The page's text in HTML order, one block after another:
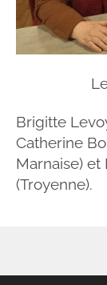
Brigitte
Catherine
Marnaise)
(Troyenne).